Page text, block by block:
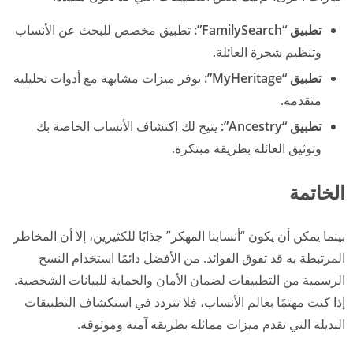
تطبيق “FamilySearch”:
تطبيق مخصص للبحث عن الأنساب
وتنظيم شجرة العائلة.
تطبيق “MyHeritage”:
يوفر ميزات مشابهة مع أدوات تحليلية
متقدمة.
تطبيق “Ancestry”:
يتيح لك اكتشاف الأنساب الخاصة بك
وتوثيق العائلة بطريقة مبتكرة.
الخاتمة
بينما يمكن أن يكون “أنسابنا المهكر” جذابًا للكثيرين، إلا أن المخاطر
المرتبطة به قد تفوق الفوائد. من الأفضل دائمًا استخدام النسخ
الرسمية من التطبيقات لضمان الأمان والحماية للبيانات الشخصية.
إذا كنت مهتمًا بعالم الأنساب، فلا تتردد في استكشاف التطبيقات
البديلة التي تقدم ميزات مماثلة بطريقة آمنة وموثوقة.